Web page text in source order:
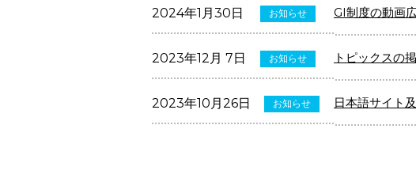
2024年1月30日 お知らせ GI制度の動画
2023年12月 7日 お知らせ トピックスの
2023年10月26日 お知らせ 日本語サイト